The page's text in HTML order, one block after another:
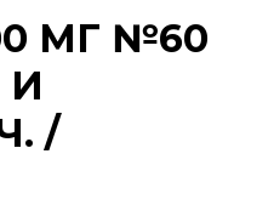
МГ №60
И
/